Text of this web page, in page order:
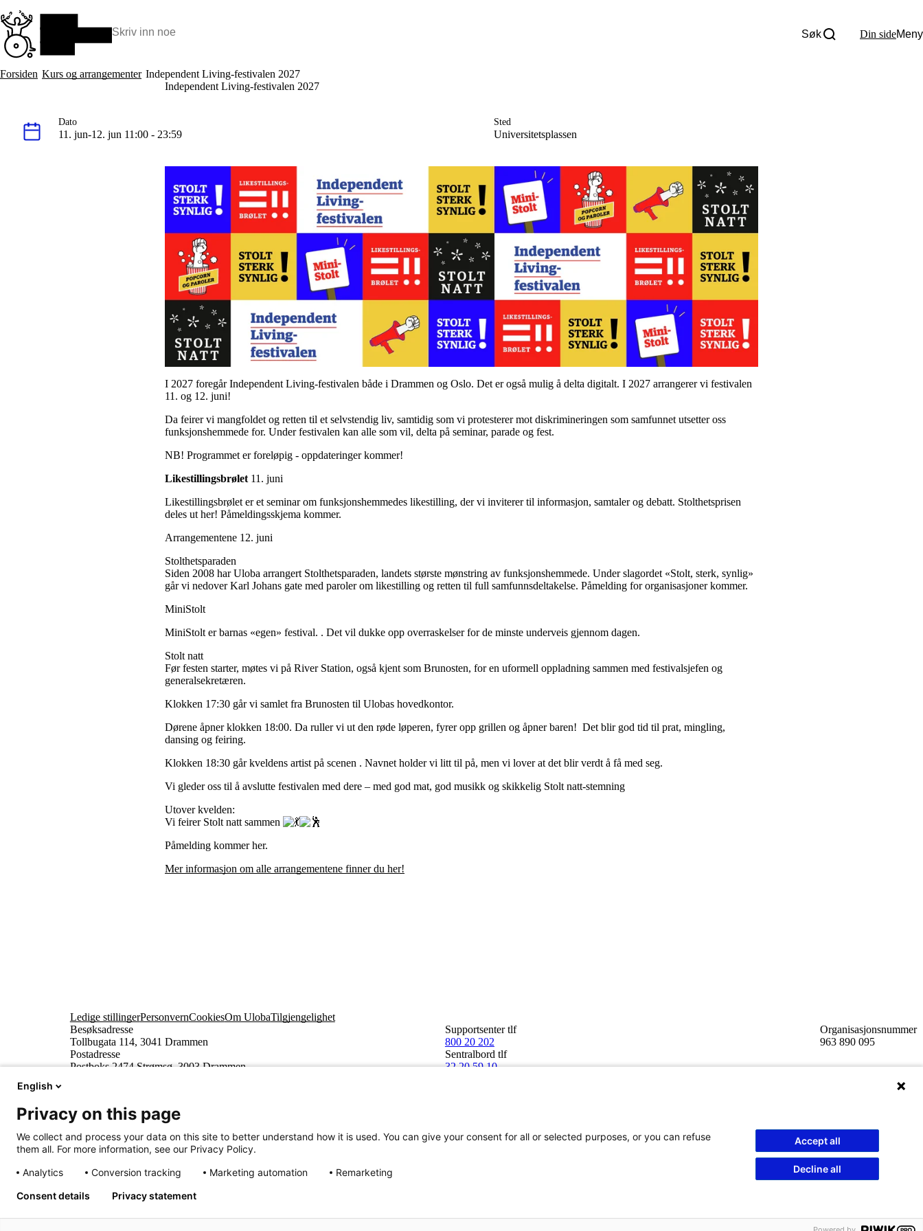
til
hovedinnhold
Søk: Søk Din sideMeny
Hva vi gjør
BPA – Borgerstyrt personlig assistanse
Funksjonsassistanse
Stolte, sterke og synlige historier
Bli medlem
Bente Skansgårds Independent Living-fond
Forsiden Kurs og arrangementer Independent Living-festivalen 2027
Independent Living-festivalen 2027
Dato
11. jun-12. jun 11:00 - 23:59
Sted
Universitetsplassen
I 2027 foregår Independent Living-festivalen både i Drammen og Oslo. Det er også mulig å delta digitalt. I 2027 arrangerer vi festivalen
11. og 12. juni!
Da feirer vi mangfoldet og retten til et selvstendig liv, samtidig som vi protesterer mot diskrimineringen som samfunnet utsetter oss
funksjonshemmede for. Under festivalen kan alle som vil, delta på seminar, parade og fest.
NB! Programmet er foreløpig - oppdateringer kommer!
Likestillingsbrølet 11. juni
Likestillingsbrølet er et seminar om funksjonshemmedes likestilling, der vi inviterer til informasjon, samtaler og debatt. Stolthetsprisen
deles ut her! Påmeldingsskjema kommer.
Arrangementene 12. juni
Stolthetsparaden
Siden 2008 har Uloba arrangert Stolthetsparaden, landets største mønstring av funksjonshemmede. Under slagordet «Stolt, sterk, synlig»
går vi nedover Karl Johans gate med paroler om likestilling og retten til full samfunnsdeltakelse. Påmelding for organisasjoner kommer.
MiniStolt
MiniStolt er barnas «egen» festival. . Det vil dukke opp overraskelser for de minste underveis gjennom dagen.
Stolt natt
Før festen starter, møtes vi på River Station, også kjent som Brunosten, for en uformell oppladning sammen med festivalsjefen og
generalsekretæren.
Klokken 17:30 går vi samlet fra Brunosten til Ulobas hovedkontor.
Dørene åpner klokken 18:00. Da ruller vi ut den røde løperen, fyrer opp grillen og åpner baren! Det blir god tid til prat, mingling,
dansing og feiring.
Klokken 18:30 går kveldens artist på scenen . Navnet holder vi litt til på, men vi lover at det blir verdt å få med seg.
Vi gleder oss til å avslutte festivalen med dere – med god mat, god musikk og skikkelig Stolt natt-stemning
Utover kvelden:
Vi feirer Stolt natt sammen
Påmelding kommer her.
Mer informasjon om alle arrangementene finner du her!
Ledige stillingerPersonvernCookiesOm UlobaTilgjengelighet
Besøksadresse
Tollbugata 114, 3041 Drammen
Postadresse
Postboks 2474 Strømsø, 3003 Drammen
Supportsenter tlf
800 20 202
Sentralbord tlf
32 20 59 10
Organisasjonsnummer
963 890 095
Innhold beskyttet av © Uloba – Independent Living Norge SA 2026
English
Privacy on this page
We collect and process your data on this site to better understand how it is used. You can give your consent for all or selected purposes, or you can refuse
them all. For more information, see our Privacy Policy.
Analytics
Conversion tracking Marketing automation Remarketing
Accept all
Decline all
Consent details Privacy statement